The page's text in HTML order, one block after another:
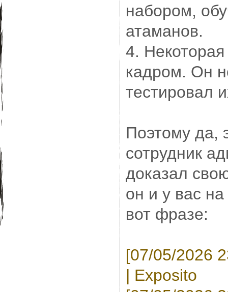
набором,
атаманов.
4.
кадром. Он
тестировал
Поэтому да,
сотрудник
доказал
он и у вас
вот фразе:
[07/05/2026
| Exposito